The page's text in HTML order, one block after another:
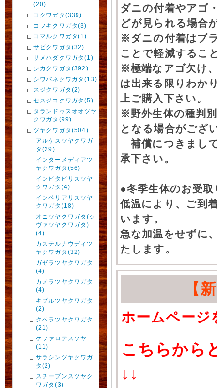
(20)
コクワガタ(339)
コフキクワガタ(3)
コマルクワガタ(1)
サビクワガタ(32)
サメハダクワガタ(1)
シカクワガタ(392)
シワバネクワガタ(13)
スジクワガタ(2)
セスジコクワガタ(5)
タランドゥスオオツヤ
クワガタ(99)
ツヤクワガタ(504)
アルケスツヤクワガ
タ(29)
インターメディアツ
ヤクワガタ(56)
インビタビリスツヤ
クワガタ(4)
インペリアリスツヤ
クワガタ(18)
オニツヤクワガタ(シ
ヴァツヤクワガタ)
(4)
カステルナウディツ
ヤクワガタ(32)
ガゼラツヤクワガタ
(4)
カメラツヤクワガタ
(4)
キプルツヤクワガタ
(2)
クベラツヤクワガタ
(21)
ケファロテスツヤ
(11)
サラシンツヤクワガ
タ(2)
スチーブンスツヤク
ワガタ(3)
ダニの付着やアゴ
どが見られる場合
※ダニの付着はブ
ことで軽減するこ
※極端なアゴ欠け
は出来る限りわか
上ご購入下さい。
※野外生体の種判
となる場合がござ
補償につきまし
承下さい。
●冬季生体のお受
低温により、ご到
います。
急な加温をせずに
たします。
【
ホームページ
こちらから
↓↓